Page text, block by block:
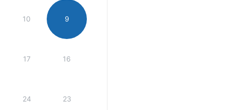
9
10
16
17
23
24